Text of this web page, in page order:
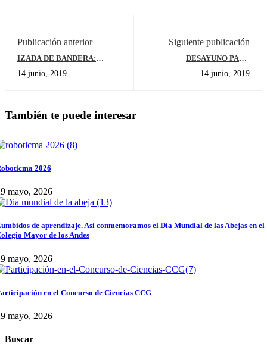
Publicación anterior
IZADA DE BANDERA:
BACHILLERATO
14 junio, 2019
Siguiente publicación
DESAYUNO PARA
(Interasesores)
14 junio, 2019
También te puede interesar
2026
mayo, 2026
de aprendizaje. Así conmemoramos el Día Mundial de las Abejas en el
Mayor de los Andes
mayo, 2026
en el Concurso de Ciencias CCG
mayo, 2026
Buscar